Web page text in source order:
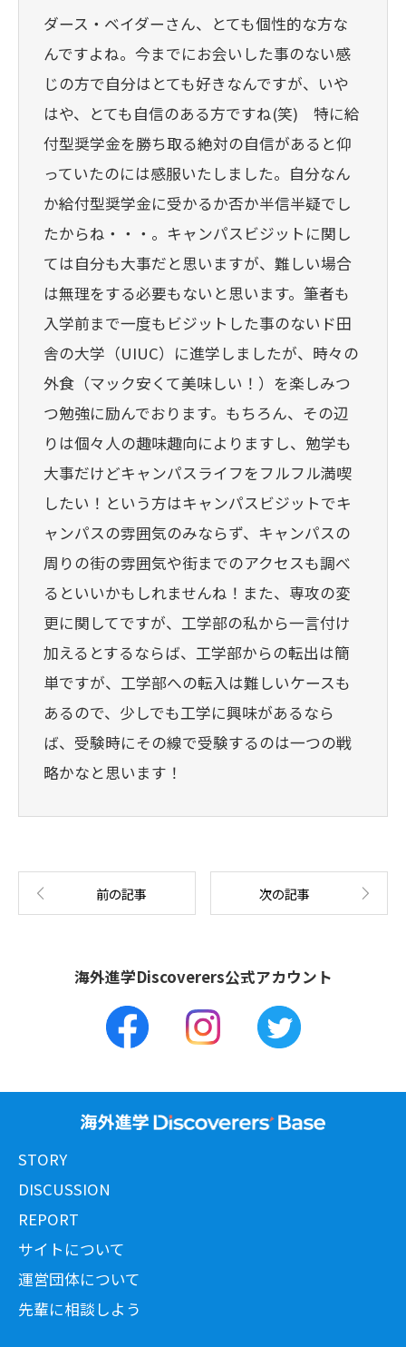
ダース・ベイダーさん、とても個性的な方な
んですよね。今までにお会いした事のない感
じの方で自分はとても好きなんですが、いや
はや、とても自信のある方ですね(笑) 特に給
付型奨学金を勝ち取る絶対の自信があると仰
っていたのには感服いたしました。自分なん
か給付型奨学金に受かるか否か半信半疑でし
たからね・・・。キャンパスビジットに関し
ては自分も大事だと思いますが、難しい場合
は無理をする必要もないと思います。筆者も
入学前まで一度もビジットした事のないド田
舎の大学（UIUC）に進学しましたが、時々の
外食（マック安くて美味しい！）を楽しみつ
つ勉強に励んでおります。もちろん、その辺
りは個々人の趣味趣向によりますし、勉学も
大事だけどキャンパスライフをフルフル満喫
したい！という方はキャンパスビジットでキ
ャンパスの雰囲気のみならず、キャンパスの
周りの街の雰囲気や街までのアクセスも調べ
るといいかもしれませんね！また、専攻の変
更に関してですが、工学部の私から一言付け
加えるとするならば、工学部からの転出は簡
単ですが、工学部への転入は難しいケースも
あるので、少しでも工学に興味があるなら
ば、受験時にその線で受験するのは一つの戦
略かなと思います！
海外進学Discoverers公式アカウント
STORY
DISCUSSION
REPORT
サイトについて
運営団体について
先輩に相談しよう